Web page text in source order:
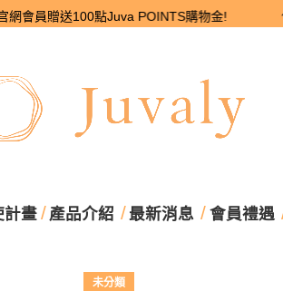
會員贈送100點Juva POINTS購物金! 使
計畫 產品介紹 最新消息 會員禮遇
未分類